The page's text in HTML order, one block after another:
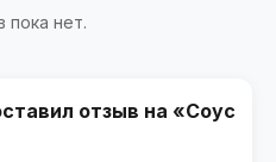
пока нет.
отзыв на «Соус